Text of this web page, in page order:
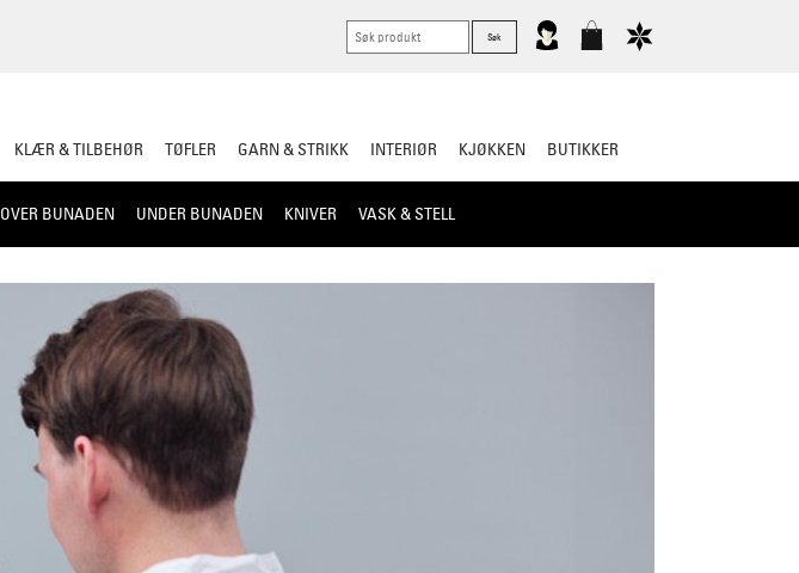
OVER BUNADEN UNDER BUNADEN KNIVER VASK & STELL
KLÆR & TILBEHØR TØFLER GARN & STRIKK INTERIØR KJØKKEN BUTIKKER